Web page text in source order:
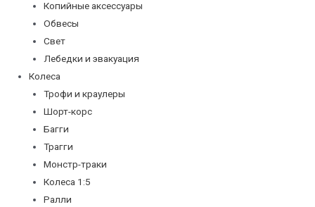
Копийные аксессуары
Обвесы
Свет
Лебедки и эвакуация
Колеса
Трофи и краулеры
Шорт-корс
Багги
Трагги
Монстр-траки
Колеса 1:5
Ралли